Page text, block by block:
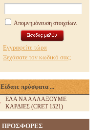
Απομνημόνευση στοιχείων.
Εγγραφείτε τώρα
Ξεχάσατε τον κωδικό σας;
Είδατε πρόσφατα ...
ΕΛΑ ΝΑ ΑΛΛΑΞΟΥΜΕ
ΚΑΡΔΙΕΣ (CRET 1521)
ΠΡΟΣΦΟΡΕΣ